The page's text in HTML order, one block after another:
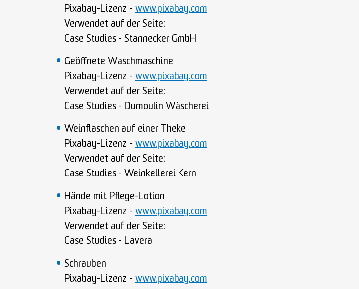
Pixabay-Lizenz - www.pixabay.com
Verwendet auf der Seite:
Case Studies - Stannecker GmbH
Geöffnete Waschmaschine
Pixabay-Lizenz - www.pixabay.com
Verwendet auf der Seite:
Case Studies - Dumoulin Wäscherei
Weinflaschen auf einer Theke
Pixabay-Lizenz - www.pixabay.com
Verwendet auf der Seite:
Case Studies - Weinkellerei Kern
Hände mit Pflege-Lotion
Pixabay-Lizenz - www.pixabay.com
Verwendet auf der Seite:
Case Studies - Lavera
Schrauben
Pixabay-Lizenz - www.pixabay.com